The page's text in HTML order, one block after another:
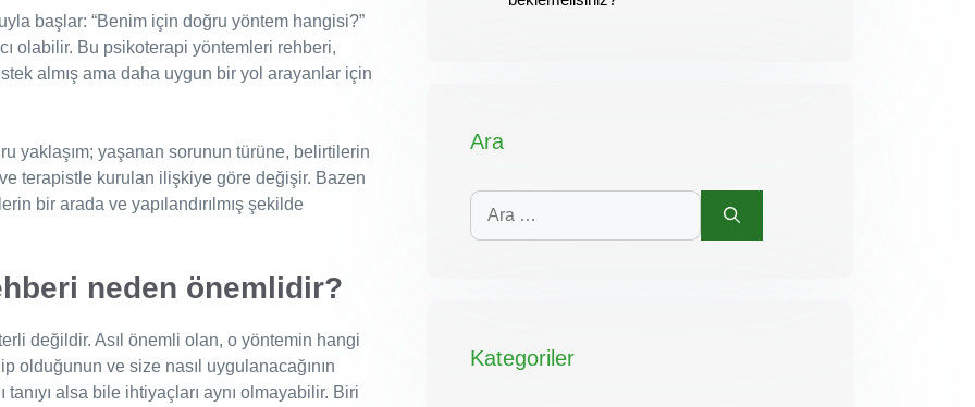
başlar: “Benim için doğru yöntem hangisi?”
olabilir. Bu psikoterapi yöntemleri rehberi,
almış ama daha uygun bir yol arayanlar için
yaklaşım; yaşanan sorunun türüne, belirtilerin
terapistle kurulan ilişkiye göre değişir. Bazen
bir arada ve yapılandırılmış şekilde
neden önemlidir?
değildir. Asıl önemli olan, o yöntemin hangi
olduğunun ve size nasıl uygulanacağının
tanıyı alsa bile ihtiyaçları aynı olmayabilir. Biri
Ara
için
ara
Kategoriler